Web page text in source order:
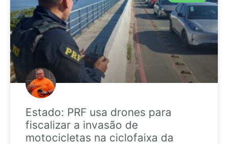
Estado: PRF usa drones para
fiscalizar a invasão de
motocicletas na ciclofaixa da